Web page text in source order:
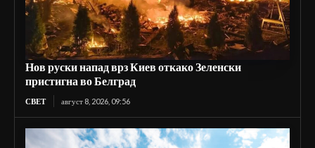
Нов руски напад врз Киев откако Зеленски
пристигна во Белград
СВЕТ август 8, 2026, 09:56